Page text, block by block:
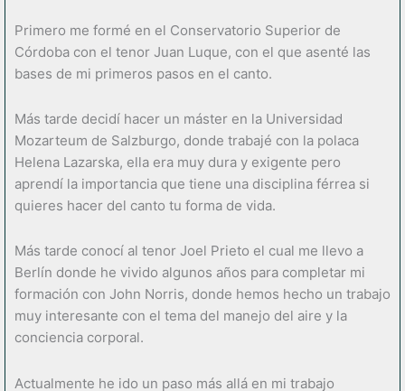
Primero me formé en el Conservatorio Superior de
Córdoba con el tenor Juan Luque, con el que asenté las
bases de mi primeros pasos en el canto.
Más tarde decidí hacer un máster en la Universidad
Mozarteum de Salzburgo, donde trabajé con la polaca
Helena Lazarska, ella era muy dura y exigente pero
aprendí la importancia que tiene una disciplina férrea si
quieres hacer del canto tu forma de vida.
Más tarde conocí al tenor Joel Prieto el cual me llevo a
Berlín donde he vivido algunos años para completar mi
formación con John Norris, donde hemos hecho un trabajo
muy interesante con el tema del manejo del aire y la
conciencia corporal.
Actualmente he ido un paso más allá en mi trabajo